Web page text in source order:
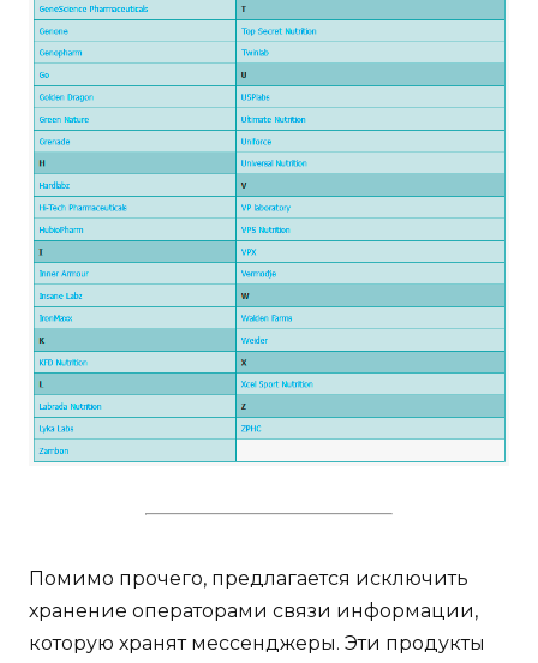
Помимо прочего, предлагается исключить
хранение операторами связи информации,
которую хранят мессенджеры. Эти продукты